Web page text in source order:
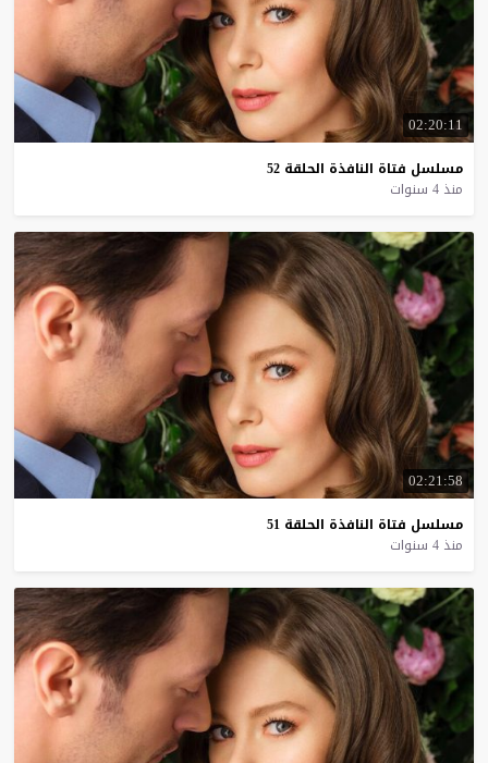
02:20:11
مسلسل فتاة النافذة الحلقة 52
منذ 4 سنوات
02:21:58
مسلسل فتاة النافذة الحلقة 51
منذ 4 سنوات